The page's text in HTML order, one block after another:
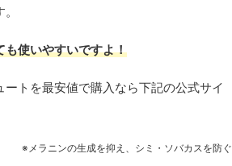
も使いやすいですよ！
トを最安値で購入なら下記の公式サイ
※メラニンの生成を抑え、シミ・ソバカスを防ぐ